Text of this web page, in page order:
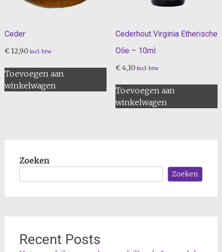
Ceder
€12,90 incl. btw
Toevoegen aan
winkelwagen
Cederhout Virginia Etherische
Olie – 10ml
€4,10 incl. btw
Toevoegen aan
winkelwagen
Zoeken
Zoeken
Recent Posts